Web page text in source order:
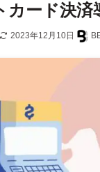
ード決
2023年12月10日